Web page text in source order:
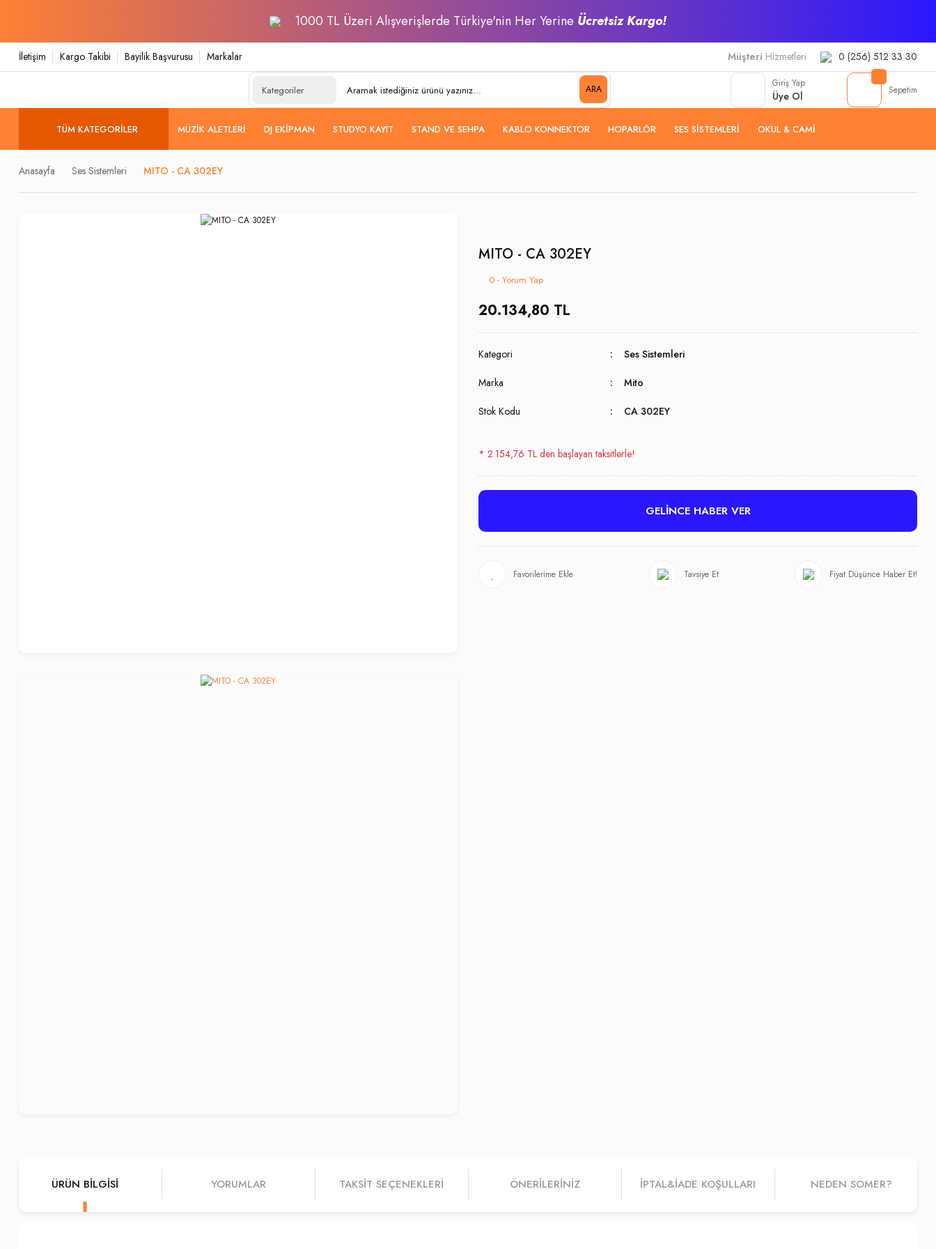
1000 TL Üzeri Alışverişlerde Türkiye'nin Her Yerine Ücretsiz Kargo!
İletişim Kargo Takibi Bayilik Başvurusu Markalar Müşteri Hizmetleri 0 (256) 512 33 30
ARA
Giriş Yap
Üye Ol Sepetim
TÜM KATEGORILER MÜZIK ALETLERI DJ EKIPMAN STUDYO KAYIT STAND VE SEHPA KABLO KONNEKTOR HOPARLÖR SES SISTEMLERI OKUL & CAMI
Anasayfa Ses Sistemleri MITO - CA 302EY
MITO - CA 302EY
0 - Yorum Yap
20.134,80 TL
Kategori Ses Sistemleri
Marka Mito
Stok Kodu CA 302EY
* 2.154,76 TL den başlayan taksitlerle!
GELİNCE HABER VER
Tavsiye Et Fiyat Düşünce Haber Et!
ÜRÜN BILGISI YORUMLAR TAKSIT SEÇENEKLERI ÖNERILERINIZ İPTAL&IADE KOŞULLARI NEDEN SOMER?